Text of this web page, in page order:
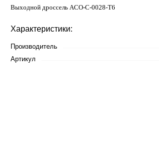
Выходной дроссель ACO-C-0028-T6
Характеристики:
Производитель
Артикул